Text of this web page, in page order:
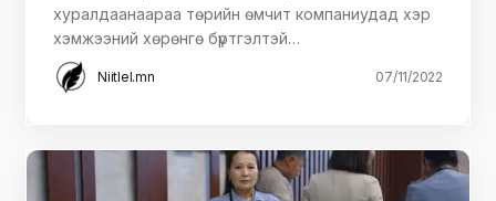
хуралдаанаараа төрийн өмчит компаниудад хэр
хэмжээний хөрөнгө бүртгэлтэй…
Niitlel.mn 07/11/2022